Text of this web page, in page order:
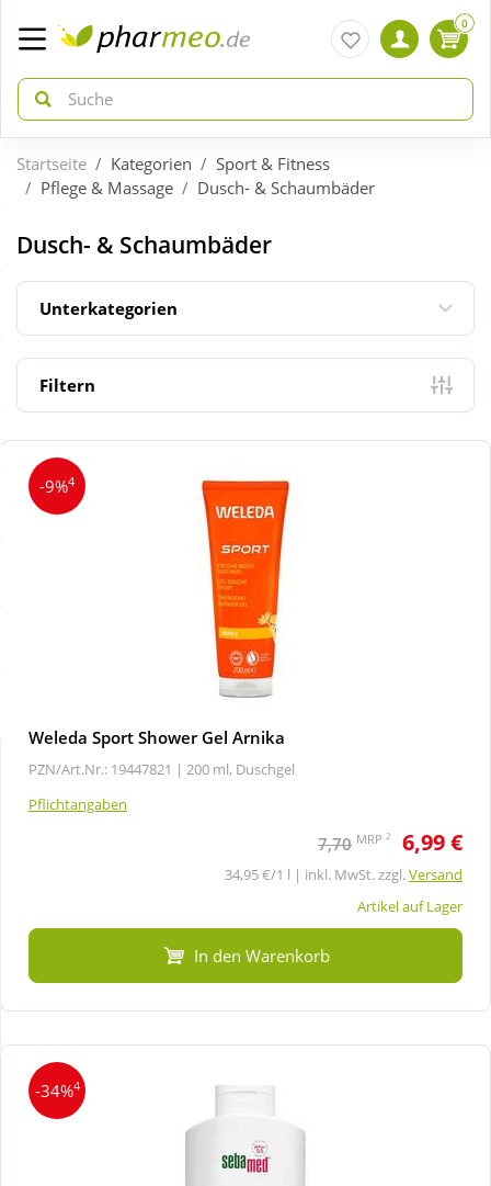
zurück
ÜBERSICHT AKTIONEN
Aktuelle Coupons
Neuheiten
Sale
zurück
ÜBERSICHT KATEGORIEN
Arzneimittel
Diabetes
Körperpflege & Kosmetik
Natur & Homöopathie
Tierbedarf
Wellness
0
Startseite Kategorien
Sport & Fitness
Pflege & Massage
Dusch- & Schaumbäder
Dusch- & Schaumbäder
Unterkategorien
Filtern
-9%4
Weleda Sport Shower Gel Arnika
PZN/Art.Nr.: 19447821 | 200 ml, Duschgel
Pflichtangaben
7,70 MRP 2 6,99 €
34,95 €/1 l | inkl. MwSt. zzgl.Versand
Artikel auf Lager
In den Warenkorb
-34%4